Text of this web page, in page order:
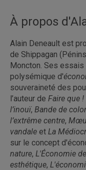
À propos
Alain Deneault est
de Shippagan
Moncton. Ses essais
polysémique d'
souveraineté des
l’auteur de Faire que !
l’inouï, Bande de
l’extrême centre,
vandale et La
sur le concept
nature, L'Économie
esthétique,